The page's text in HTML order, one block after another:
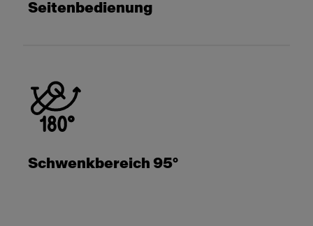
Seitenbedienung
Schwenkbereich 95°